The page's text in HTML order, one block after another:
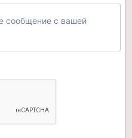
сообщение с вашей